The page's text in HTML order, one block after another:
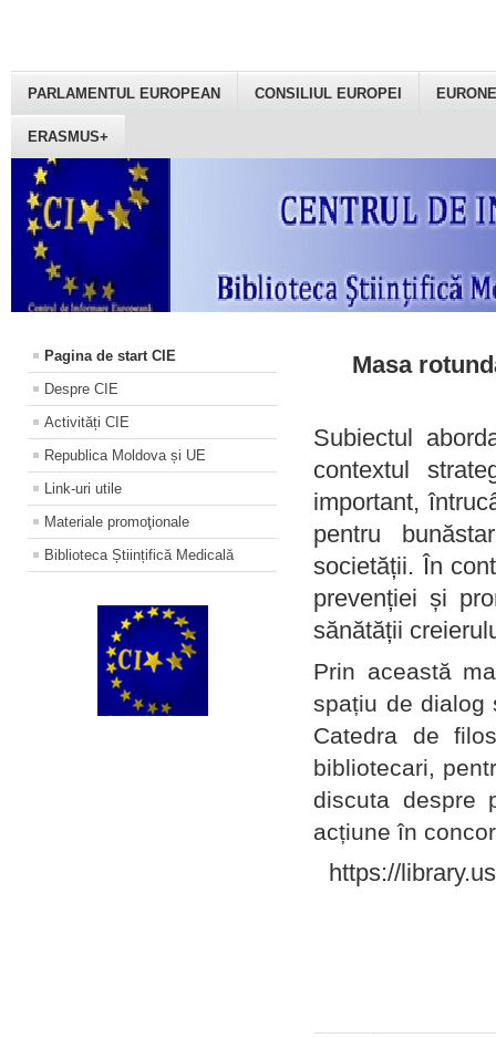
PARLAMENTUL EUROPEAN CONSILIUL EUROPEI
ERASMUS+
Pagina de start CIE
Despre CIE
Activități CIE
Republica Moldova și UE
Link-uri utile
Materiale promoţionale
Biblioteca Științifică Medicală
Masa
Subiectul
contextul
important,
pentru
societății. În
prevenției și
sănătății
Prin această
spațiu de dialog
Catedra de
bibliotecari,
discuta despre
acțiune în
https://